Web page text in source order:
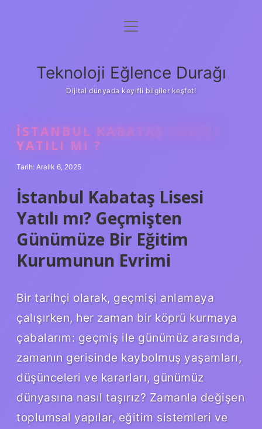
Anasayfa
Yasal Uyarı
menüyü
Teknoloji Eğlence Durağı
Dijital dünyada keyifli bilgiler keşfet!
İSTANBUL KABATAŞ LISESI
YATILI MI ?
Tarih: Aralık 6, 2025
İstanbul Kabataş Lisesi
Yatılı mı? Geçmişten
Günümüze Bir Eğitim
Kurumunun Evrimi
Bir tarihçi olarak, geçmişi anlamaya
çalışırken, her zaman bir köprü kurmaya
çabalarım: geçmiş ile günümüz arasında,
zamanın gerisinde kaybolmuş yaşamları,
düşünceleri ve kararları, günümüz
dünyasına nasıl taşırız? Zamanla değişen
toplumsal yapılar, eğitim sistemleri ve